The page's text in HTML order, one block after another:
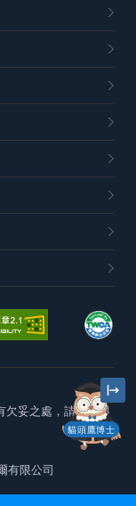
貓頭鷹博士
欠妥之處，請隨時與
有限公司